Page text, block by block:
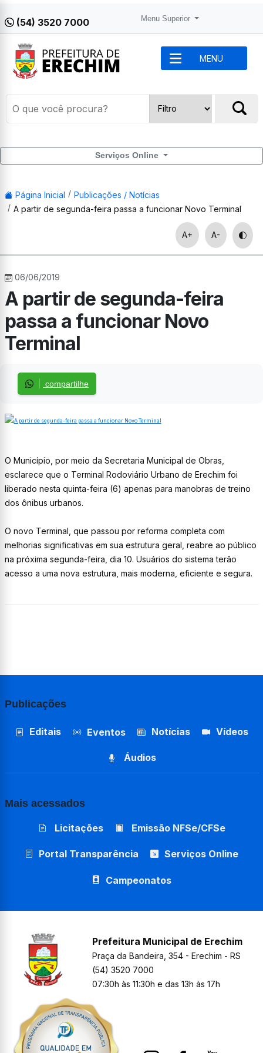
(54) 3520 7000 Menu Superior
MENU
Serviços Online
Página Inicial
Publicações / Notícias
A partir de segunda-feira passa a funcionar Novo Terminal
A+ A-
06/06/2019
A partir de segunda-feira
passa a funcionar Novo
Terminal
compartilhe
O Município, por meio da Secretaria Municipal de Obras,
esclarece que o Terminal Rodoviário Urbano de Erechim foi
liberado nesta quinta-feira (6) apenas para manobras de treino
dos ônibus urbanos.
O novo Terminal, que passou por reforma completa com
melhorias significativas em sua estrutura geral, reabre ao público
na próxima segunda-feira, dia 10. Usuários do sistema terão
acesso a uma nova estrutura, mais moderna, eficiente e segura.
Publicações
Editais Eventos Notícias Vídeos
Áudios
Mais acessados
Licitações Emissão NFSe/CFSe
Portal Transparência Serviços Online
Campeonatos
Prefeitura Municipal de Erechim
Praça da Bandeira, 354 - Erechim - RS
(54) 3520 7000
07:30h às 11:30h e das 13h às 17h